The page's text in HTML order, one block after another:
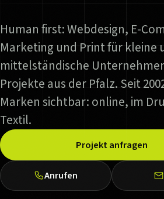
Human first: Webdesign, E-
Marketing und Print für kleine
mittelständische
Projekte aus der Pfalz. Seit
Marken sichtbar: online, im
Textil.
Projekt anfragen
Anrufen